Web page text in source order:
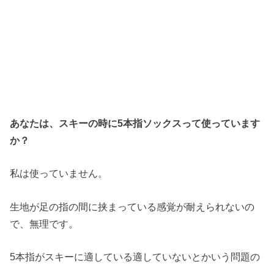
あなたは、スキーの時に5本指ソックスって使っています
か？
私は使っていません。
生地が足の指の間に挟まっている感覚が耐えられないの
で、無理です。
5本指がスキーに適している適していないとかいう問題の